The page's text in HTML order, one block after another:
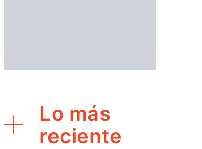
Lo más
reciente